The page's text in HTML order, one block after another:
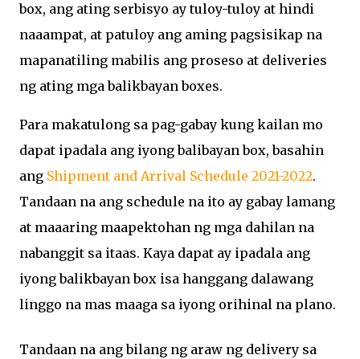
box, ang ating serbisyo ay tuloy-tuloy at hindi
naaampat, at patuloy ang aming pagsisikap na
mapanatiling mabilis ang proseso at deliveries
ng ating mga balikbayan boxes.
Para makatulong sa pag-gabay kung kailan mo
dapat ipadala ang iyong balibayan box, basahin
ang Shipment and Arrival Schedule 2021-2022.
Tandaan na ang schedule na ito ay gabay lamang
at maaaring maapektohan ng mga dahilan na
nabanggit sa itaas. Kaya dapat ay ipadala ang
iyong balikbayan box isa hanggang dalawang
linggo na mas maaga sa iyong orihinal na plano.
Tandaan na ang bilang ng araw ng delivery sa